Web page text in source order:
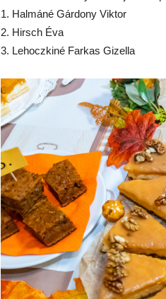
1. Halmáné Gárdony Viktor
2. Hirsch Éva
3. Lehoczkiné Farkas Gizella